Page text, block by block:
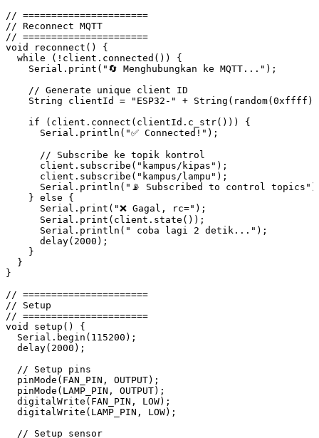
// ======================
// Reconnect MQTT
// ======================
void
reconnect () {
  while
( ! client . connected ()) {
    Serial
. print ( "🔄 Menghubungkan ke MQTT..." );
    // Generate unique client ID
    String clientId
= "ESP32-" + String ( random( 0xffff )
    if
( client . connect ( clientId . c_str())) {
      Serial
. println ( "✅ Connected!" );
      // Subscribe ke topik kontrol
      client
. subscribe ( "kampus/kipas" );
      client
. subscribe ( "kampus/lampu" );
      Serial
. println ( "📡 Subscribed to control topics"
    }
else {
      Serial
. print ( "❌ Gagal, rc=" );
      Serial
. print ( client . state ());
      Serial
. println ( " coba lagi 2 detik..." );
      delay
( 2000 );
    }
  }
}
// ======================
// Setup
// ======================
void
setup () {
  Serial
. begin ( 115200 );
  delay
( 2000 );
  // Setup pins
  pinMode
(FAN_PIN ,
OUTPUT);
  pinMode
(LAMP_PIN ,
OUTPUT);
  digitalWrite
(FAN_PIN ,
LOW);
  digitalWrite
(LAMP_PIN ,
LOW);
  // Setup sensor